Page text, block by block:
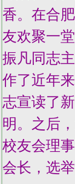
香。在合
友欢聚一
振凡同志
作了近年
志宣读了
明。之后
校友会理
会长，选